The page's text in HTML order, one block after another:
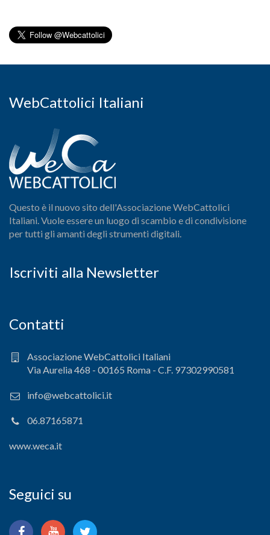
WebCattolici Italiani
Questo è il nuovo sito dell'Associazione WebCattolici
Italiani. Vuole essere un luogo di scambio e di condivisione
per tutti gli amanti degli strumenti digitali.
Iscriviti alla Newsletter
Contatti
Associazione WebCattolici Italiani
Via Aurelia 468 - 00165 Roma - C.F. 97302990581
info@webcattolici.it
06.87165871
www.weca.it
Seguici su